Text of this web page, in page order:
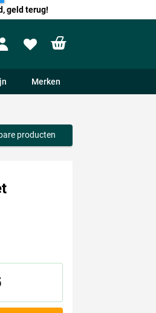
geld terug!
ProfileWishlist
Merken
producten